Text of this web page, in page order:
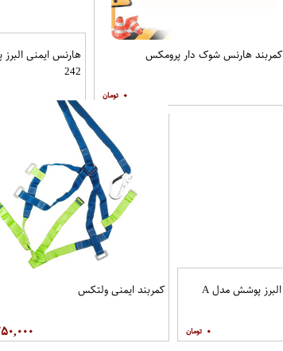
کمربند هارنس شوک دار پرومکس
۰
242
هارنس ایمنی البرز پوشش مدل A
۰
کمربند ایمنی ولتکس